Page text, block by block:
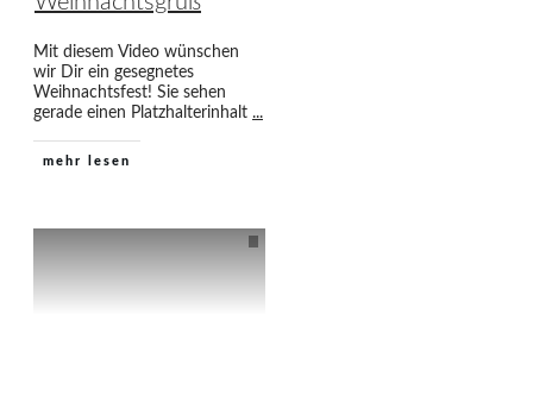
Mit diesem Video wünschen
wir Dir ein gesegnetes
Weihnachtsfest! Sie sehen
gerade einen Platzhalterinhalt ...
mehr lesen